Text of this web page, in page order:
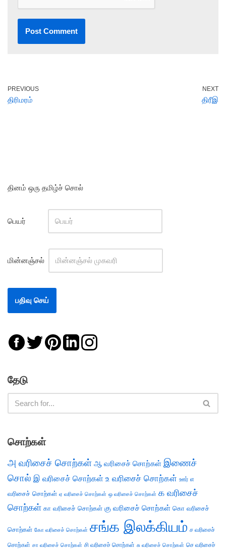
PREVIOUS
திரிமரம்
NEXT
திரீஇ
தினம் ஒரு தமிழ்ச் சொல்
பெயர்
மின்னஞ்சல்
தேடு
சொற்கள்
அ வரிசைச் சொற்கள் ஆ வரிசைச் சொற்கள் இணைச்
சொல் இ வரிசைச் சொற்கள் உ வரிசைச் சொற்கள் ஊர் எ
வரிசைச் சொற்கள் ஏ வரிசைச் சொற்கள் ஒ வரிசைச் சொற்கள் க வரிசைச்
சொற்கள் கா வரிசைச் சொற்கள் கு வரிசைச் சொற்கள் கொ வரிசைச்
சொற்கள் கோ வரிசைச் சொற்கள் சங்க இலக்கியம் ச வரிசைச்
சொற்கள் சா வரிசைச் சொற்கள் சி வரிசைச் சொற்கள் சு வரிசைச் சொற்கள் செ வரிசைச்